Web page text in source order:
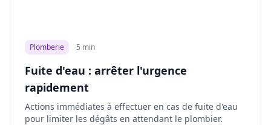
Plomberie 5 min
Fuite d'eau : arrêter l'urgence
rapidement
Actions immédiates à effectuer en cas de fuite d'eau
pour limiter les dégâts en attendant le plombier.